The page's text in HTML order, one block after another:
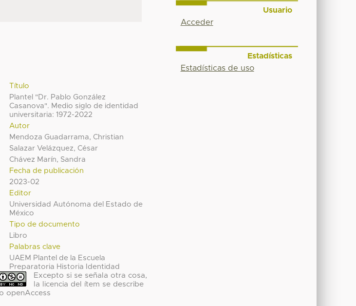
Título
Plantel "Dr. Pablo González
Casanova". Medio siglo de identidad
universitaria: 1972-2022
Autor
Mendoza Guadarrama, Christian
Salazar Velázquez, César
Chávez Marín, Sandra
Fecha de publicación
2023-02
Editor
Universidad Autónoma del Estado de
México
Tipo de documento
Libro
Palabras clave
UAEM Plantel de la Escuela
Preparatoria Historia Identidad
Excepto si se señala otra cosa,
la licencia del ítem se describe
openAccess
Usuario
Acceder
Estadísticas
Estadísticas de uso